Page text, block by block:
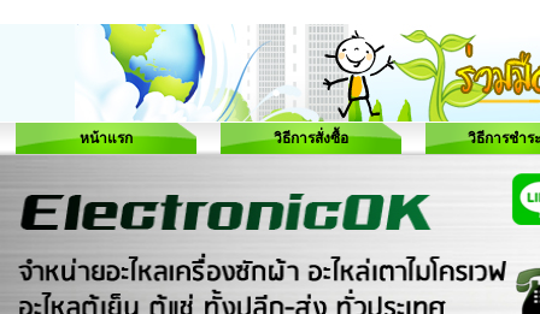
หน้าแรก วิธีการสั่งซื้อ วิธีการชำร